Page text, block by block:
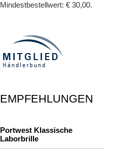
Mindestbestellwert: € 30,00.
EMPFEHLUNGEN
Portwest Klassische
Laborbrille